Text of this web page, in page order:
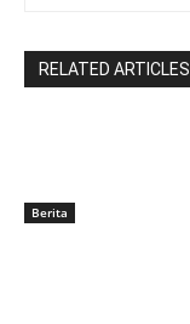
RELATED ARTICLES
Berita